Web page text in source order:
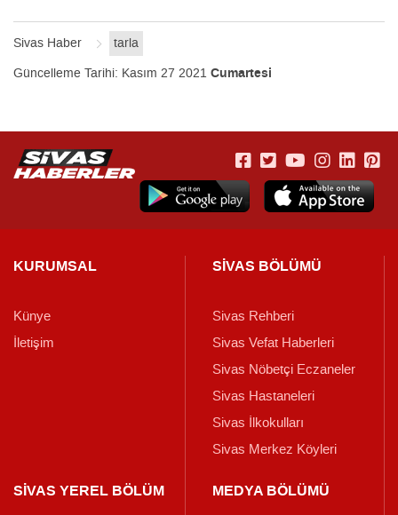
Sivas Haber
tarla
Güncelleme Tarihi: Kasım 27 2021 Cumartesi
KURUMSAL
Künye
İletişim
SİVAS BÖLÜMÜ
Sivas Rehberi
Sivas Vefat Haberleri
Sivas Nöbetçi Eczaneler
Sivas Hastaneleri
Sivas İlkokulları
Sivas Merkez Köyleri
SİVAS YEREL BÖLÜM MEDYA BÖLÜMÜ